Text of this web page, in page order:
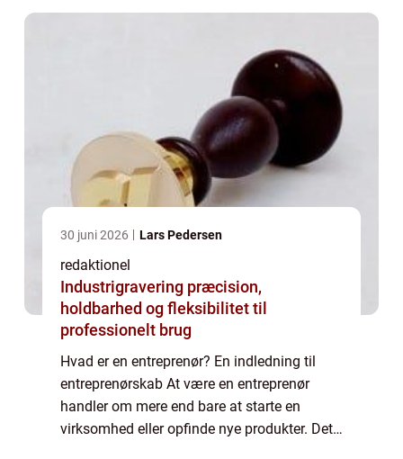
30 juni 2026 Lars Pedersen
redaktionel
Industrigravering præcision,
holdbarhed og fleksibilitet til
professionelt brug
Hvad er en entreprenør? En indledning til
entreprenørskab At være en entreprenør
handler om mere end bare at starte en
virksomhed eller opfinde nye produkter. Det